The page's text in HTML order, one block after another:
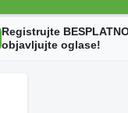
Registrujte
objavljujte oglase!